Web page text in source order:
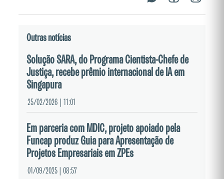
Outras notícias
Solução SARA, do Programa Cientista-Chefe de
Justiça, recebe prêmio internacional de IA em
Singapura
25/02/2026 | 11:01
Em parceria com MDIC, projeto apoiado pela
Funcap produz Guia para Apresentação de
Projetos Empresariais em ZPEs
01/09/2025 | 08:57